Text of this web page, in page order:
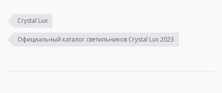
Crystal Lux
Официальный каталог светильников Crystal Lux 2023